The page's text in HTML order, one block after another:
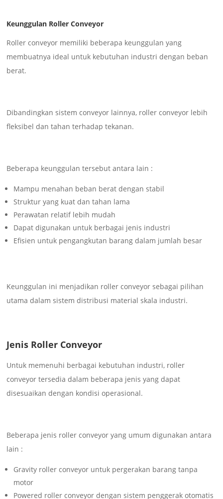
Keunggulan Roller Conveyor
Roller conveyor memiliki beberapa keunggulan yang
membuatnya ideal untuk kebutuhan industri dengan beban
berat.
Dibandingkan sistem conveyor lainnya, roller conveyor lebih
fleksibel dan tahan terhadap tekanan.
Beberapa keunggulan tersebut antara lain :
Mampu menahan beban berat dengan stabil
Struktur yang kuat dan tahan lama
Perawatan relatif lebih mudah
Dapat digunakan untuk berbagai jenis industri
Efisien untuk pengangkutan barang dalam jumlah besar
Keunggulan ini menjadikan roller conveyor sebagai pilihan
utama dalam sistem distribusi material skala industri.
Jenis Roller Conveyor
Untuk memenuhi berbagai kebutuhan industri, roller
conveyor tersedia dalam beberapa jenis yang dapat
disesuaikan dengan kondisi operasional.
Beberapa jenis roller conveyor yang umum digunakan antara
lain :
Gravity roller conveyor untuk pergerakan barang tanpa
motor
Powered roller conveyor dengan sistem penggerak otomatis